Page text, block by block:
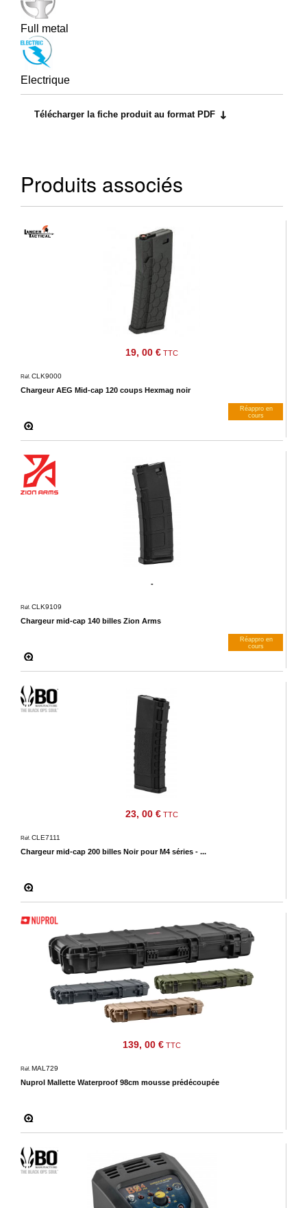
Full metal
Electrique
Télécharger la fiche produit au format PDF
Produits associés
19, 00 € TTC
Chargeur AEG Mid-cap 120 coups Hexmag noir
Réf. CLK9000
Réappro en
cours
M’avertir dès dispos
-
Chargeur mid-cap 140 billes Zion Arms
Réf. CLK9109
Réappro en
cours
M’avertir dès dispos
23, 00 € TTC
Chargeur mid-cap 200 billes Noir pour M4 séries - ...
Réf. CLE7111
139, 00 € TTC
Nuprol Mallette Waterproof 98cm mousse prédécoupée
Réf. MAL729